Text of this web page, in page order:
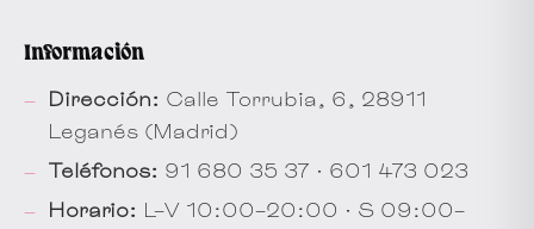
Información
Dirección: Calle Torrubia, 6, 28911
Leganés (Madrid)
Teléfonos: 91 680 35 37 · 601 473 023
Horario: L–V 10:00–20:00 · S 09:00–